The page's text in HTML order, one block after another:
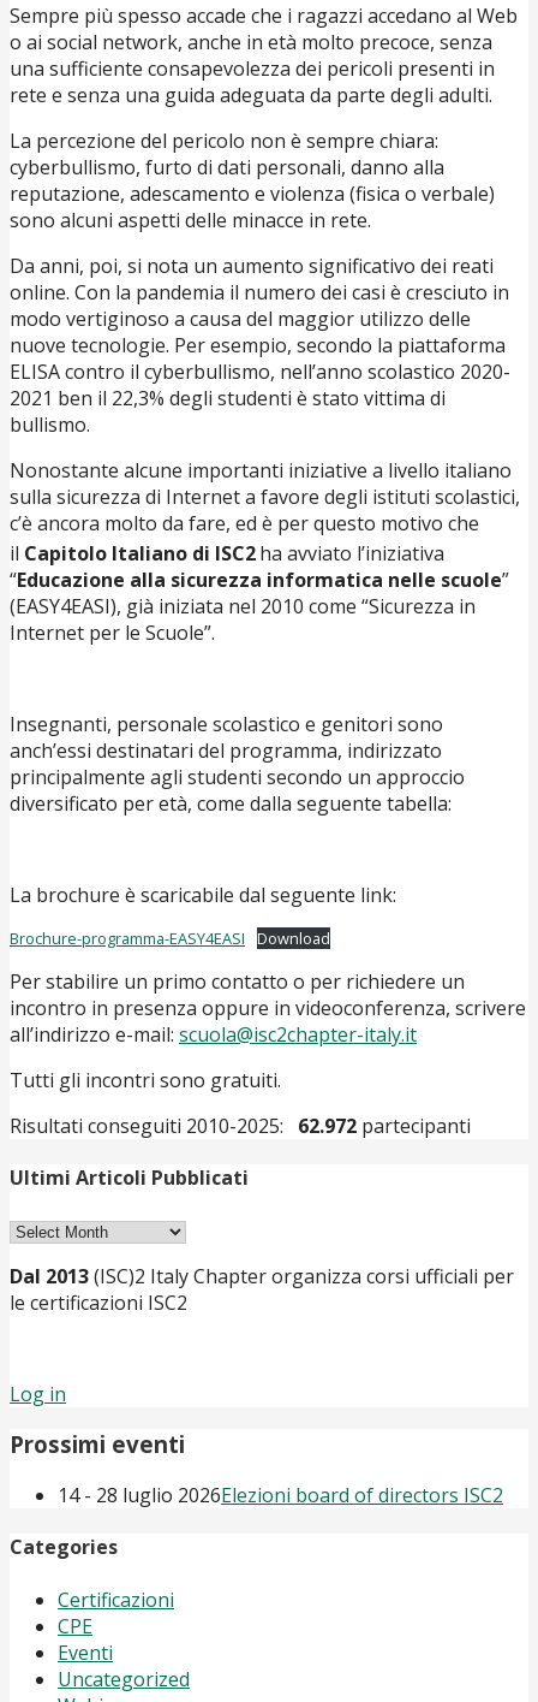
Sempre più spesso accade che i ragazzi accedano al Web
o ai social network, anche in età molto precoce, senza
una sufficiente consapevolezza dei pericoli presenti in
rete e senza una guida adeguata da parte degli adulti.
La percezione del pericolo non è sempre chiara:
cyberbullismo, furto di dati personali, danno alla
reputazione, adescamento e violenza (fisica o verbale)
sono alcuni aspetti delle minacce in rete.
Da anni, poi, si nota un aumento significativo dei reati
online. Con la pandemia il numero dei casi è cresciuto in
modo vertiginoso a causa del maggior utilizzo delle
nuove tecnologie. Per esempio, secondo la piattaforma
ELISA contro il cyberbullismo, nell’anno scolastico 2020-
2021 ben il 22,3% degli studenti è stato vittima di
bullismo.
Nonostante alcune importanti iniziative a livello italiano
sulla sicurezza di Internet a favore degli istituti scolastici,
c’è ancora molto da fare, ed è per questo motivo che
il Capitolo Italiano di ISC2ha avviato l’iniziativa
“Educazione alla sicurezza informatica nelle scuole”
(EASY4EASI), già iniziata nel 2010 come “Sicurezza in
Internet per le Scuole”.
Insegnanti, personale scolastico e genitori sono
anch’essi destinatari del programma, indirizzato
principalmente agli studenti secondo un approccio
diversificato per età, come dalla seguente tabella:
La brochure è scaricabile dal seguente link:
Brochure-programma-EASY4EASI Download
Per stabilire un primo contatto o per richiedere un
incontro in presenza oppure in videoconferenza, scrivere
all’indirizzo e-mail: scuola@isc2chapter-italy.it
Tutti gli incontri sono gratuiti.
Risultati conseguiti 2010-2025: 62.972 partecipanti
Ultimi Articoli Pubblicati
Ultimi
Pubblicati
Dal 2013(ISC)2 Italy Chapter organizza corsi ufficiali per
le certificazioni ISC2
Log in
Prossimi eventi
14 - 28 luglio 2026Elezioni board of directors ISC2
Categories
Certificazioni
CPE
Eventi
Uncategorized